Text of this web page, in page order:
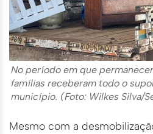
No período em que
famílias receberam todo o
município. (Foto: Wilkes Silva/
Mesmo com a